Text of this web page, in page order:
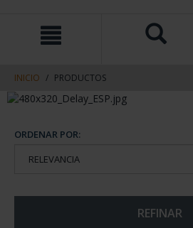
contenido
navegacin
INICIO PRODUCTOS
ORDENAR POR:
REFINAR